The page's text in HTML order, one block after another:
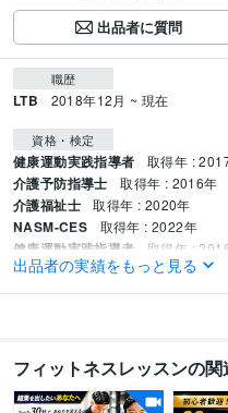
出品者に質問
職歴
LTB 2018年12月 ~ 現在
資格・検定
健康運動実践指導者 取得年 :
介護予防指導士 取得年 : 2016年
介護福祉士 取得年 : 2020年
NASM-CES 取得年 : 2022年
健康運動実践指導者 取得年 :
介護福祉士 取得年 : 2019年
10kg痩せ
継続
出品者の実績をもっと見る
フィットネスレッスンの